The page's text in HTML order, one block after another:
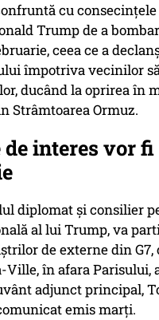
cu
Trump de a
ceea ce a
împotriva vecinilor
ducând la oprirea în
Strâmtoarea Ormuz.
interes vor fi
diplomat şi consilier
al lui Trump, va
de externe din G7,
Ville, în afara Parisului,
adjunct principal,
emis marţi.